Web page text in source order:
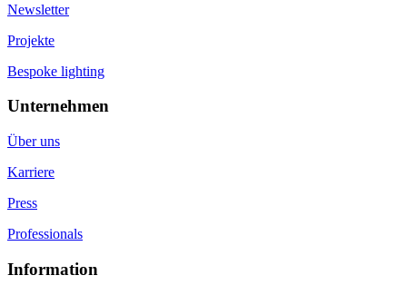
Newsletter
Projekte
Bespoke lighting
Unternehmen
Über uns
Karriere
Press
Professionals
Information